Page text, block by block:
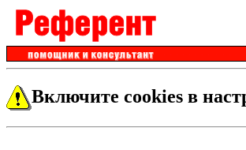
Включите cookies в